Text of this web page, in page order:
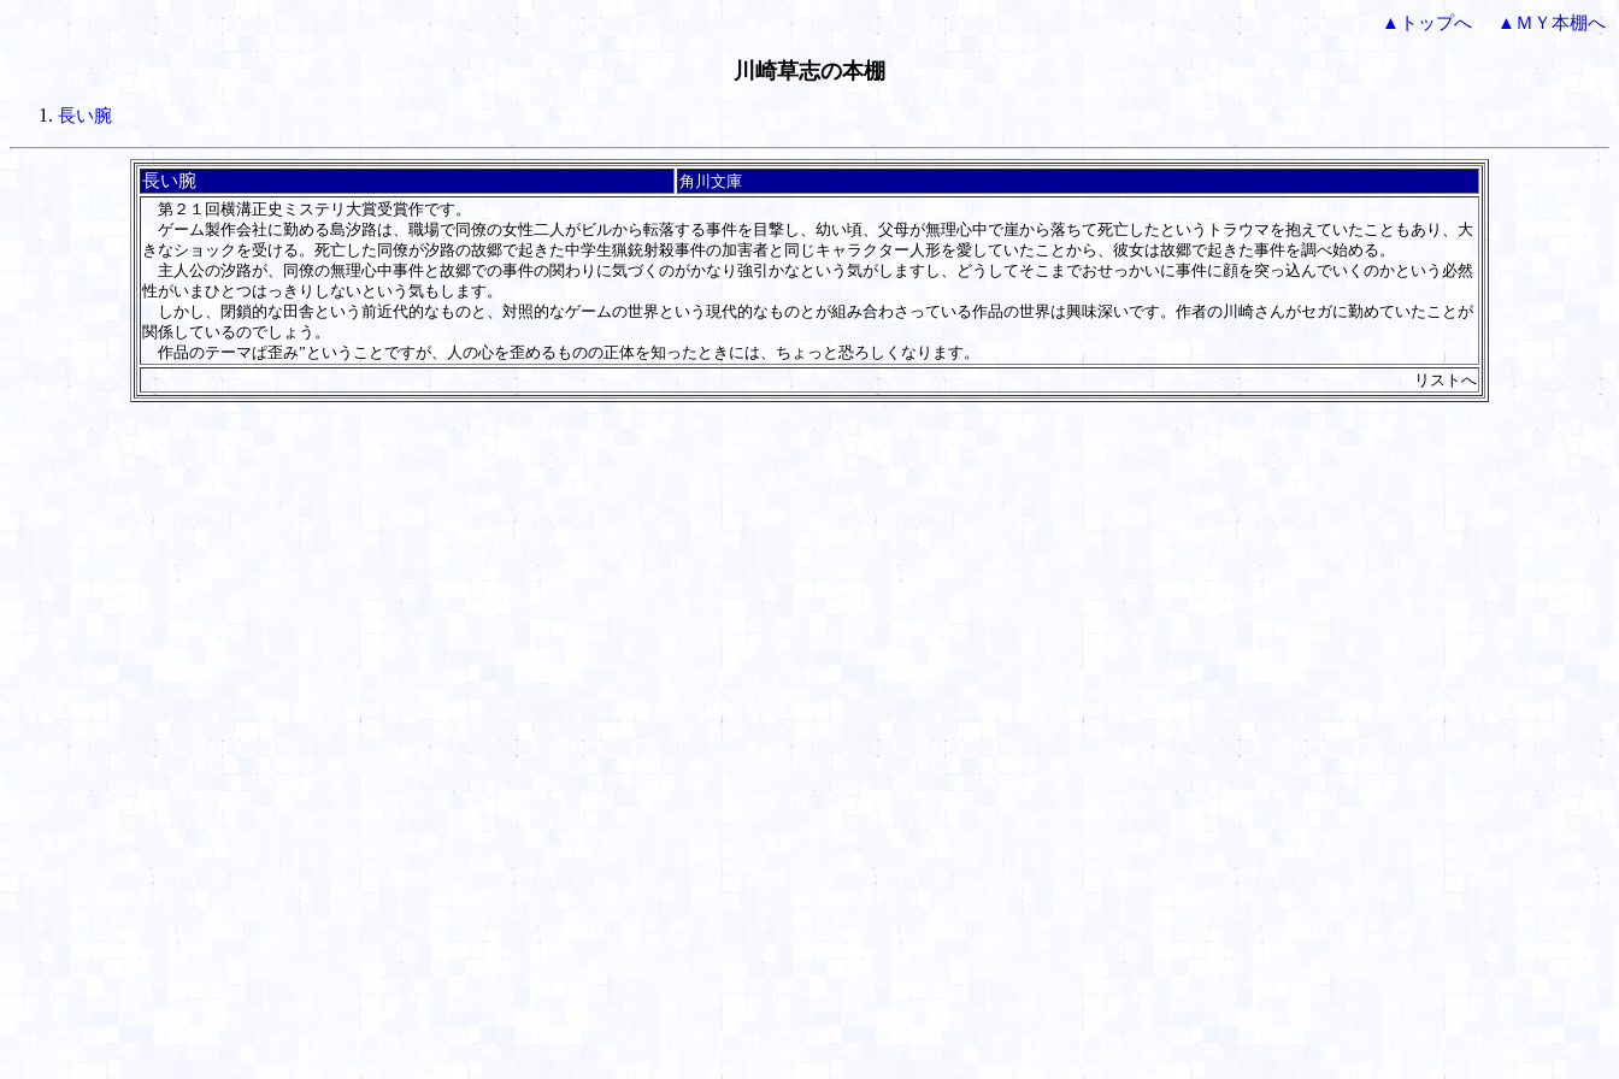
▲トップへ ▲ＭＹ本棚へ
川崎草志の本棚
長い腕
長い腕
角川文庫
第２１回横溝正史ミステリ大賞受賞作です。
ゲーム製作会社に勤める島汐路は、職場で同僚の女性二人がビルから転落する事件を目撃し、幼い頃、父母が無理心中で崖から落ちて死亡したというトラウマを抱えていたこともあり、大
きなショックを受ける。死亡した同僚が汐路の故郷で起きた中学生猟銃射殺事件の加害者と同じキャラクター人形を愛していたことから、彼女は故郷で起きた事件を調べ始める。
主人公の汐路が、同僚の無理心中事件と故郷での事件の関わりに気づくのがかなり強引かなという気がしますし、どうしてそこまでおせっかいに事件に顔を突っ込んでいくのかという必然
性がいまひとつはっきりしないという気もします。
しかし、閉鎖的な田舎という前近代的なものと、対照的なゲームの世界という現代的なものとが組み合わさっている作品の世界は興味深いです。作者の川崎さんがセガに勤めていたことが
関係しているのでしょう。
作品のテーマぱ歪み”ということですが、人の心を歪めるものの正体を知ったときには、ちょっと恐ろしくなります。
リストへ